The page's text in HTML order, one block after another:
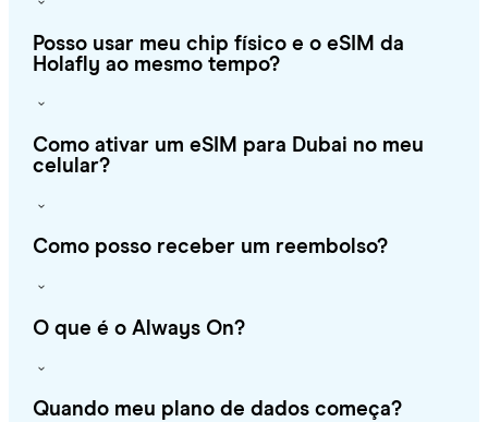
Posso usar meu chip físico e o eSIM da
Holafly ao mesmo tempo?
Como ativar um eSIM para Dubai no meu
celular?
Como posso receber um reembolso?
O que é o Always On?
Quando meu plano de dados começa?